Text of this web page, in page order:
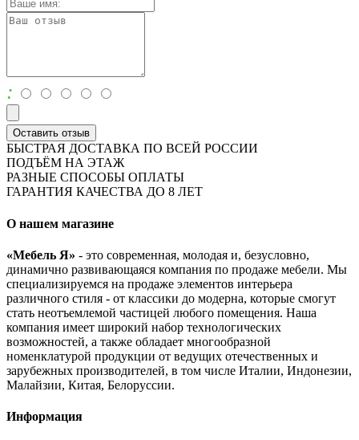
:
Оставить отзыв
БЫСТРАЯ ДОСТАВКА ПО ВСЕЙ РОССИИ
ПОДЪЁМ НА ЭТАЖ
РАЗНЫЕ СПОСОБЫ ОПЛАТЫ
ГАРАНТИЯ КАЧЕСТВА ДО 8 ЛЕТ
О нашем магазине
«Мебель Я» - это современная, молодая и, безусловно,
динамично развивающаяся компания по продаже мебели. Мы
специализируемся на продаже элементов интерьера
различного стиля - от классики до модерна, которые смогут
стать неотъемлемой частицей любого помещения. Наша
компания имеет широкий набор технологических
возможностей, а также обладает многообразной
номенклатурой продукции от ведущих отечественных и
зарубежных производителей, в том числе Италии, Индонезии,
Малайзии, Китая, Белоруссии.
Информация